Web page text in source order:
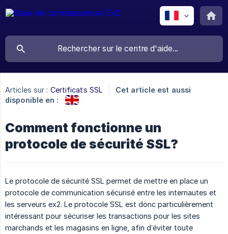
Articles sur : Certificats SSL
Cet article est aussi
disponible en :
Comment fonctionne un
protocole de sécurité SSL?
Le protocole de sécurité SSL permet de mettre en place un
protocole de communication sécurisé entre les internautes et
les serveurs ex2. Le protocole SSL est donc particulièrement
intéressant pour sécuriser les transactions pour les sites
marchands et les magasins en ligne, afin d’éviter toute